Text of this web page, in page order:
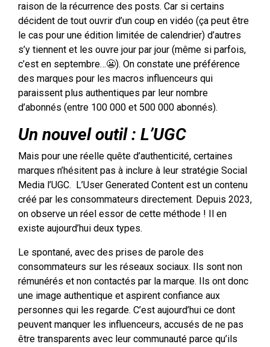
raison de la récurrence des posts. Car si certains
décident de tout ouvrir d’un coup en vidéo (ça peut être
le cas pour une édition limitée de calendrier) d’autres
s’y tiennent et les ouvre jour par jour (même si parfois,
c’est en septembre…😬). On constate une préférence
des marques pour les macros influenceurs qui
paraissent plus authentiques par leur nombre
d’abonnés (entre 100 000 et 500 000 abonnés).
Un nouvel outil : L’UGC
Mais pour une réelle quête d’authenticité, certaines
marques n’hésitent pas à inclure à leur stratégie Social
Media l’UGC. L’User Generated Content est un contenu
créé par les consommateurs directement. Depuis 2023,
on observe un réel essor de cette méthode ! Il en
existe aujourd’hui deux types.
Le spontané, avec des prises de parole des
consommateurs sur les réseaux sociaux. Ils sont non
rémunérés et non contactés par la marque. Ils ont donc
une image authentique et aspirent confiance aux
personnes qui les regarde. C’est aujourd’hui ce dont
peuvent manquer les influenceurs, accusés de ne pas
être transparents avec leur communauté parce qu’ils